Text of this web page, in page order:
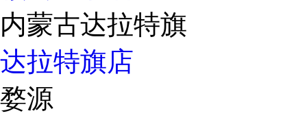
内蒙古达拉特旗
达拉特旗店
婺源